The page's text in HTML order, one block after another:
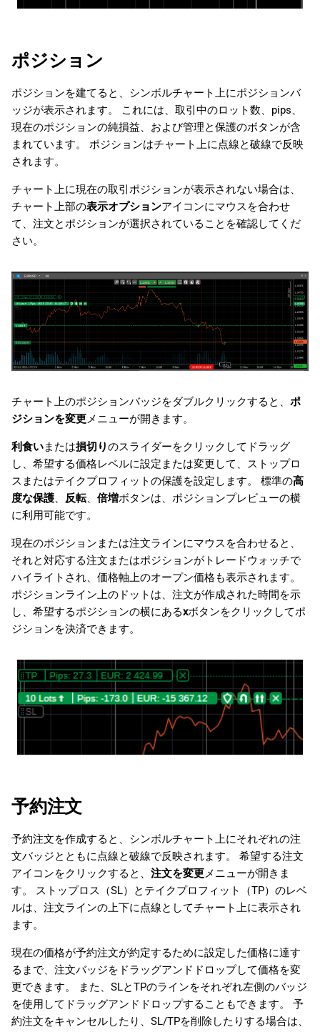
ポジション
ポジションを建てると、シンボルチャート上にポジションバ
ッジが表示されます。 これには、取引中のロット数、pips、
現在のポジションの純損益、および管理と保護のボタンが含
まれています。 ポジションはチャート上に点線と破線で反映
されます。
チャート上に現在の取引ポジションが表示されない場合は、
チャート上部の表示オプションアイコンにマウスを合わせ
て、注文とポジションが選択されていることを確認してくだ
さい。
チャート上のポジションバッジをダブルクリックすると、 ポ
ジションを変更メニューが開きます。
利食いまたは損切りのスライダーをクリックしてドラッグ
し、希望する価格レベルに設定または変更して、ストップロ
スまたはテイクプロフィットの保護を設定します。 標準の高
度な保護、 反転、 倍増ボタンは、ポジションプレビューの横
に利用可能です。
現在のポジションまたは注文ラインにマウスを合わせると、
それと対応する注文またはポジションがトレードウォッチで
ハイライトされ、価格軸上のオープン価格も表示されます。
ポジションライン上のドットは、注文が作成された時間を示
し、希望するポジションの横にあるxボタンをクリックしてポ
ジションを決済できます。
予約注文
予約注文を作成すると、シンボルチャート上にそれぞれの注
文バッジとともに点線と破線で反映されます。 希望する注文
アイコンをクリックすると、 注文を変更メニューが開きま
す。 ストップロス（SL）とテイクプロフィット（TP）のレベ
ルは、注文ラインの上下に点線としてチャート上に表示され
ます。
現在の価格が予約注文が約定するために設定した価格に達す
るまで、注文バッジをドラッグアンドドロップして価格を変
更できます。 また、SLとTPのラインをそれぞれ左側のバッジ
を使用してドラッグアンドドロップすることもできます。 予
約注文をキャンセルしたり、SL/TPを削除したりする場合は、